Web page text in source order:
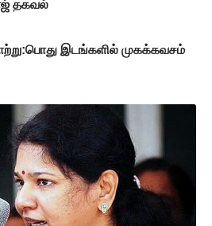
தகவல்
இடங்களில் முகக்கவசம்